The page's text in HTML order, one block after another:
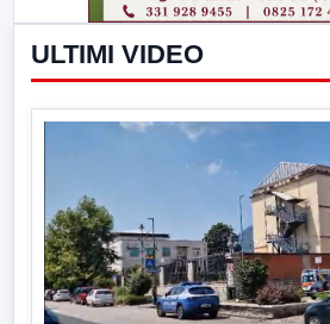
ULTIMI VIDEO